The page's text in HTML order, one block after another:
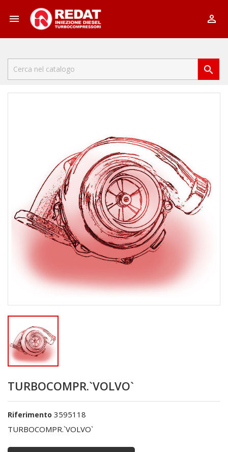
 

TURBOCOMPR.`VOLVO`
Riferimento 3595118
TURBOCOMPR.`VOLVO`